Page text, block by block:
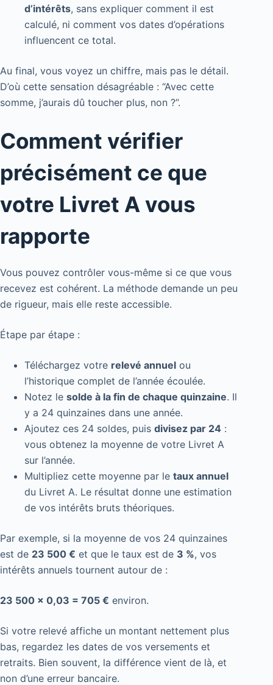
d’intérêts, sans expliquer comment il est
calculé, ni comment vos dates d’opérations
influencent ce total.
Au final, vous voyez un chiffre, mais pas le détail.
D’où cette sensation désagréable : “Avec cette
somme, j’aurais dû toucher plus, non ?”.
Comment vérifier
précisément ce que
votre Livret A vous
rapporte
Vous pouvez contrôler vous-même si ce que vous
recevez est cohérent. La méthode demande un peu
de rigueur, mais elle reste accessible.
Étape par étape :
Téléchargez votre relevé annuel ou
l’historique complet de l’année écoulée.
Notez le solde à la fin de chaque quinzaine. Il
y a 24 quinzaines dans une année.
Ajoutez ces 24 soldes, puis divisez par 24 :
vous obtenez la moyenne de votre Livret A
sur l’année.
Multipliez cette moyenne par le taux annuel
du Livret A. Le résultat donne une estimation
de vos intérêts bruts théoriques.
Par exemple, si la moyenne de vos 24 quinzaines
est de 23 500 € et que le taux est de 3 %, vos
intérêts annuels tournent autour de :
23 500 × 0,03 = 705 € environ.
Si votre relevé affiche un montant nettement plus
bas, regardez les dates de vos versements et
retraits. Bien souvent, la différence vient de là, et
non d’une erreur bancaire.